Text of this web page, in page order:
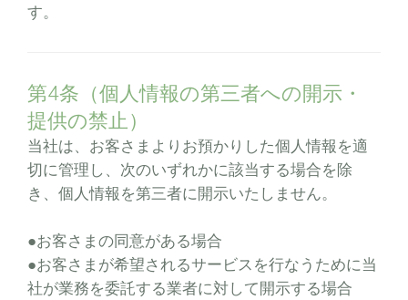
す。
第4条（個人情報の第三者への開示・
提供の禁止）
当社は、お客さまよりお預かりした個人情報を適
切に管理し、次のいずれかに該当する場合を除
き、個人情報を第三者に開示いたしません。
●お客さまの同意がある場合
●お客さまが希望されるサービスを行なうために当
社が業務を委託する業者に対して開示する場合